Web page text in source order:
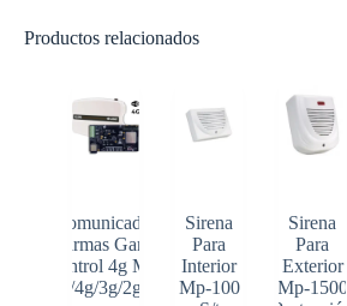
Productos relacionados
Comunicador
Alarmas Garnet
Control 4g Max
Wifi/4g/3g/2g/sms
Sirena
Para
Interior
Mp-100
Sirena
Para
Exterior
Mp-1500